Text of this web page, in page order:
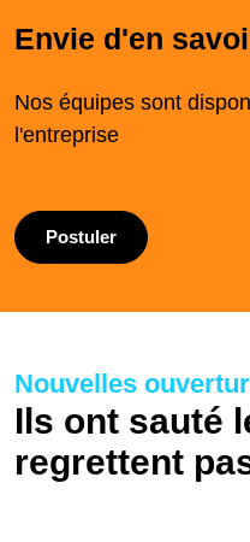
Envie d'en
Nos équipes sont
l'entreprise
Postuler
Nouvelles
Ils ont sauté
regrettent